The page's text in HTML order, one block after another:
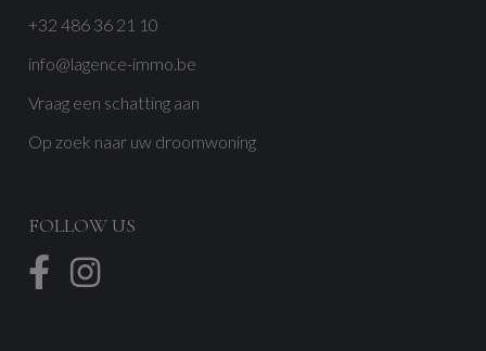
+32 486 36 21 10
info@lagence-immo.be
Vraag een schatting aan
Op zoek naar uw droomwoning
FOLLOW US